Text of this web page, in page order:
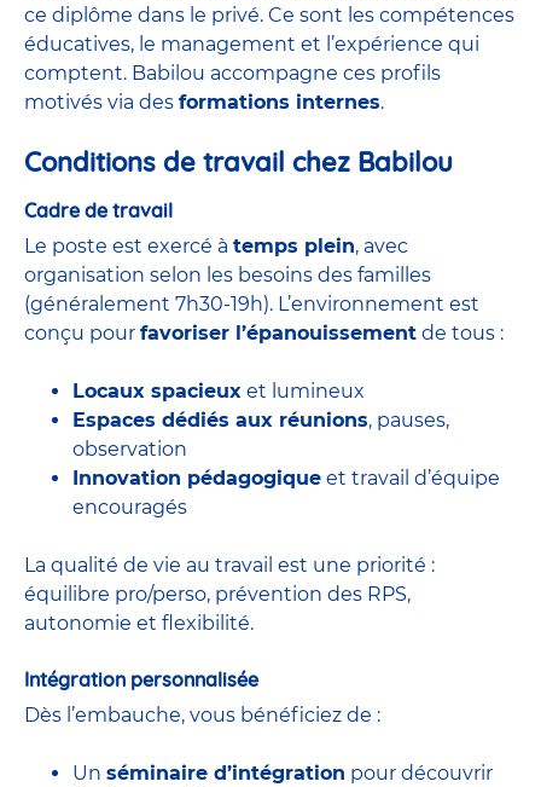
ce diplôme dans le privé. Ce sont les compétences
éducatives, le management et l’expérience qui
comptent. Babilou accompagne ces profils
motivés via des formations internes.
Conditions de travail chez Babilou
Cadre de travail
Le poste est exercé à temps plein, avec
organisation selon les besoins des familles
(généralement 7h30-19h). L’environnement est
conçu pour favoriser l’épanouissement de tous :
Locaux spacieux et lumineux
Espaces dédiés aux réunions, pauses,
observation
Innovation pédagogique et travail d’équipe
encouragés
La qualité de vie au travail est une priorité :
équilibre pro/perso, prévention des RPS,
autonomie et flexibilité.
Intégration personnalisée
Dès l’embauche, vous bénéficiez de :
Un séminaire d’intégration pour découvrir